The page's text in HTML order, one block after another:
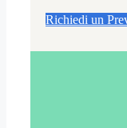
Richiedi un